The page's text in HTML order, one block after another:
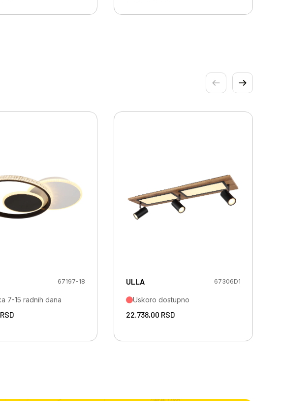
67197-18
7-15 radnih dana
RSD
ULLA 67306D1
Uskoro dostupno
22.738,00 RSD